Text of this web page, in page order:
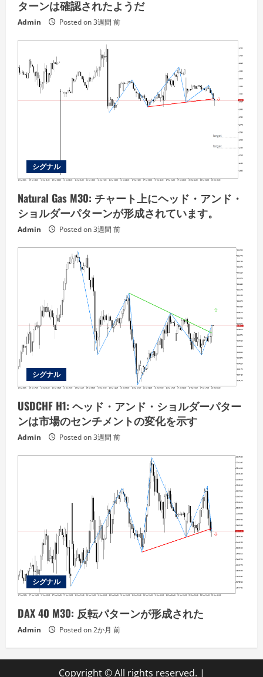
ターンは確認されたようだ
Admin Posted on 3週間 前
シグナル
Natural Gas M30: チャート上にヘッド・アンド・
ショルダーパターンが形成されています。
Admin Posted on 3週間 前
シグナル
USDCHF H1: ヘッド・アンド・ショルダーパター
ンは市場のセンチメントの変化を示す
Admin Posted on 3週間 前
シグナル
DAX 40 M30: 反転パターンが形成された
Admin Posted on 2か月 前
Copyright © All rights reserved. |